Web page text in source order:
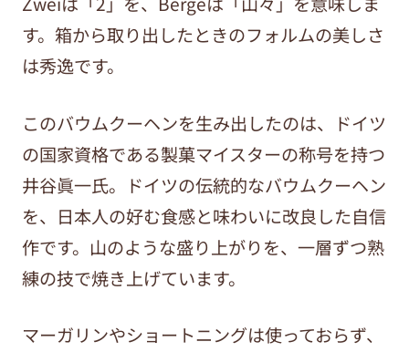
す。箱から取り出したときのフォルムの美しさ
は秀逸です。
このバウムクーヘンを生み出したのは、ドイツ
の国家資格である製菓マイスターの称号を持つ
井谷眞一氏。ドイツの伝統的なバウムクーヘン
を、日本人の好む食感と味わいに改良した自信
作です。山のような盛り上がりを、一層ずつ熟
練の技で焼き上げています。
マーガリンやショートニングは使っておらず、